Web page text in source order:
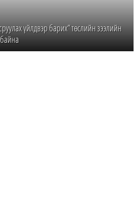
үйлдвэр барих” төслийн зээлийн